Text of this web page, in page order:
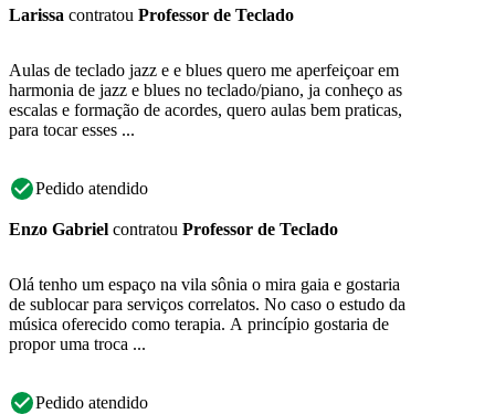
Larissa contratou Professor de Teclado
Aulas de teclado jazz e e blues quero me aperfeiçoar em
harmonia de jazz e blues no teclado/piano, ja conheço as
escalas e formação de acordes, quero aulas bem praticas,
para tocar esses ...
Pedido atendido
Enzo Gabriel contratou Professor de Teclado
Olá tenho um espaço na vila sônia o mira gaia e gostaria
de sublocar para serviços correlatos. No caso o estudo da
música oferecido como terapia. A princípio gostaria de
propor uma troca ...
Pedido atendido